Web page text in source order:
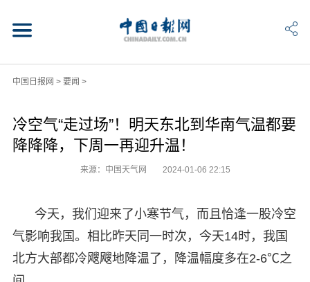
中国日报网 > 要闻 >
冷空气“走过场”！明天东北到华南气温都要
降降降，下周一再迎升温！
来源：中国天气网 2024-01-06 22:15
今天，我们迎来了小寒节气，而且恰逢一股冷空
气影响我国。相比昨天同一时次，今天14时，我国
北方大部都冷飕飕地降温了，降温幅度多在2-6℃之